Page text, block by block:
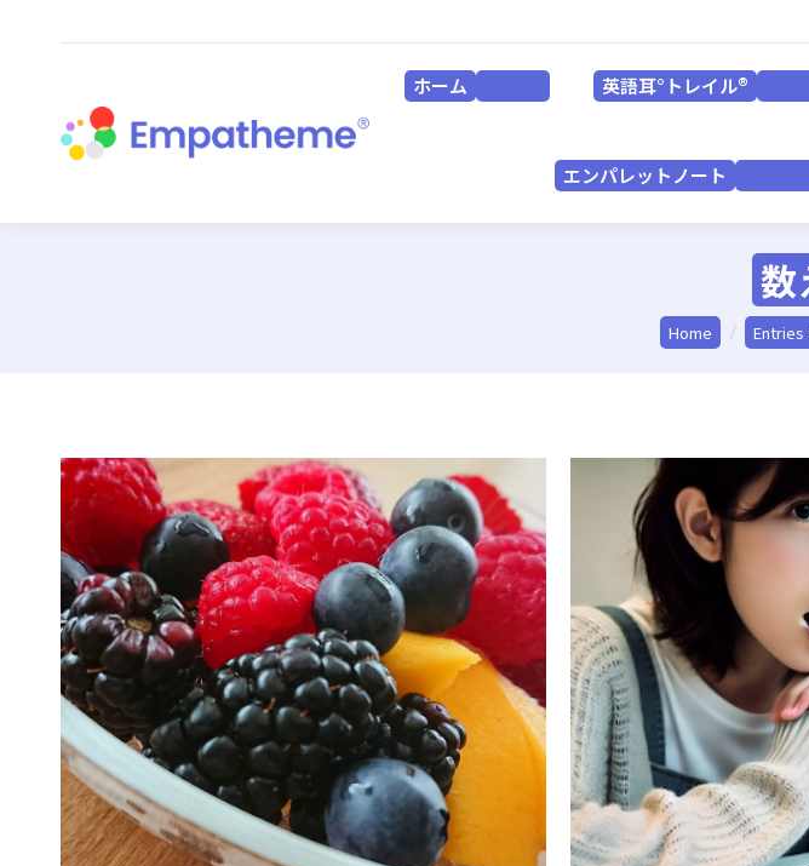
ホーム 英語耳°トレイル®
エンパレットノート
数
You are here:
Home
ホーム HOME 英語耳°トレイル® for